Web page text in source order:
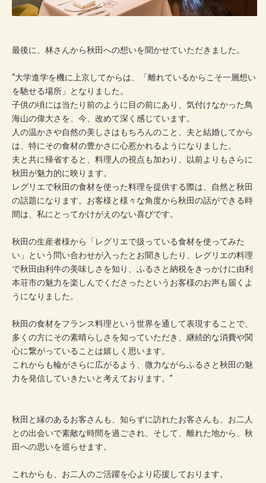
最後に、林さんから秋田への想いを聞かせていただきました。
“大学進学を機に上京してからは、「離れているからこそ一層想い
を馳せる場所」となりました。
​子供の頃には当たり前のように目の前にあり、気付けなかった鳥
海山の偉大さを、今、改めて深く感じています。
​人の温かさや自然の美しさはもちろんのこと、夫と結婚してから
は、特にその食材の豊かさに心惹かれるようになりました。
夫と共に帰省すると、料理人の視点も加わり、以前よりもさらに
秋田が魅力的に映ります。
​レグリエで秋田の食材を使った料理を提供する際は、自然と秋田
の話題になります。お客様と様々な角度から秋田の話ができる時
間は、私にとってかけがえのない喜びです。
秋田の生産者様から「レグリエで扱っている食材を使ってみた
い」という問い合わせが入ったとお聞きしたり、レグリエの料理
で秋田由利牛の美味しさを知り、ふるさと納税をきっかけに由利
本荘市の魅力を楽しんでくださったというお客様のお声も届くよ
うになりました。
​秋田の食材をフランス料理という世界を通して表現することで、
多くの方にその素晴らしさを知っていただき、継続的な消費や関
心に繋がっていることは嬉しく思います。
これからも輪がさらに広がるよう、微力ながらふるさと秋田の魅
力を発信していきたいと考えております。”
秋田と縁のあるお客さんも、知らずに訪れたお客さんも、お二人
との出会いで素敵な時間を過ごされ、そして、離れた地から、秋
田への思いを巡らせます。
これからも、お二人のご活躍を心より応援しております。